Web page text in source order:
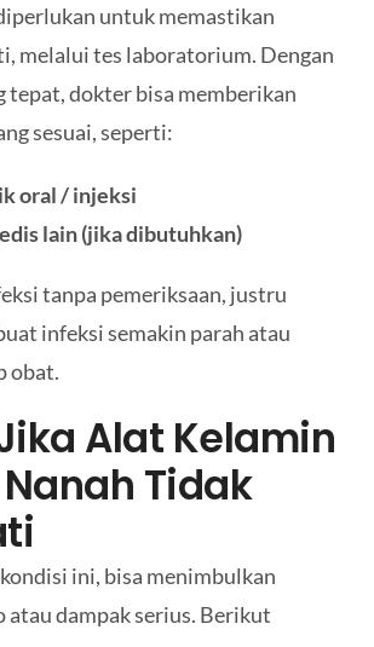
untuk memastikan
melalui tes laboratorium. Dengan
tepat, dokter bisa memberikan
sesuai, seperti:
oral / injeksi
lain (jika dibutuhkan)
tanpa pemeriksaan, justru
infeksi semakin parah atau
obat.
Alat Kelamin
Tidak
ini, bisa menimbulkan
atau dampak serius. Berikut